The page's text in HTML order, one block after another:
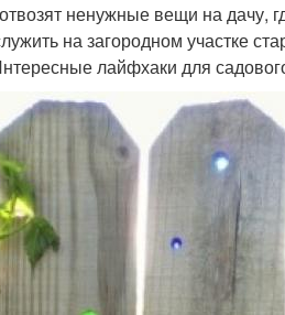
ненужные вещи на дачу,
на загородном участке
лайфхаки для